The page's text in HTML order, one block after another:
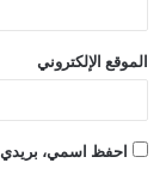
الموقع الإلكتروني
احفظ اسمي، بريدي